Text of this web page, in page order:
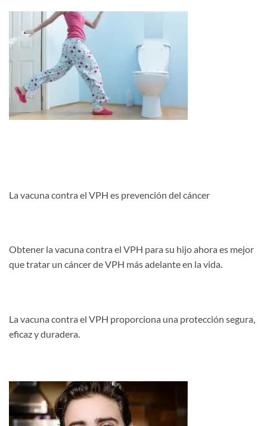
La vacuna contra el VPH es prevención del cáncer
Obtener la vacuna contra el VPH para su hijo ahora es mejor
que tratar un cáncer de VPH más adelante en la vida.
La vacuna contra el VPH proporciona una protección segura,
eficaz y duradera.